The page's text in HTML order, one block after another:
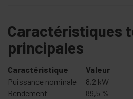
Caractéristiques
principales
Caractéristique
Valeur
Puissance nominale
8,2 kW
Rendement
89,5 %